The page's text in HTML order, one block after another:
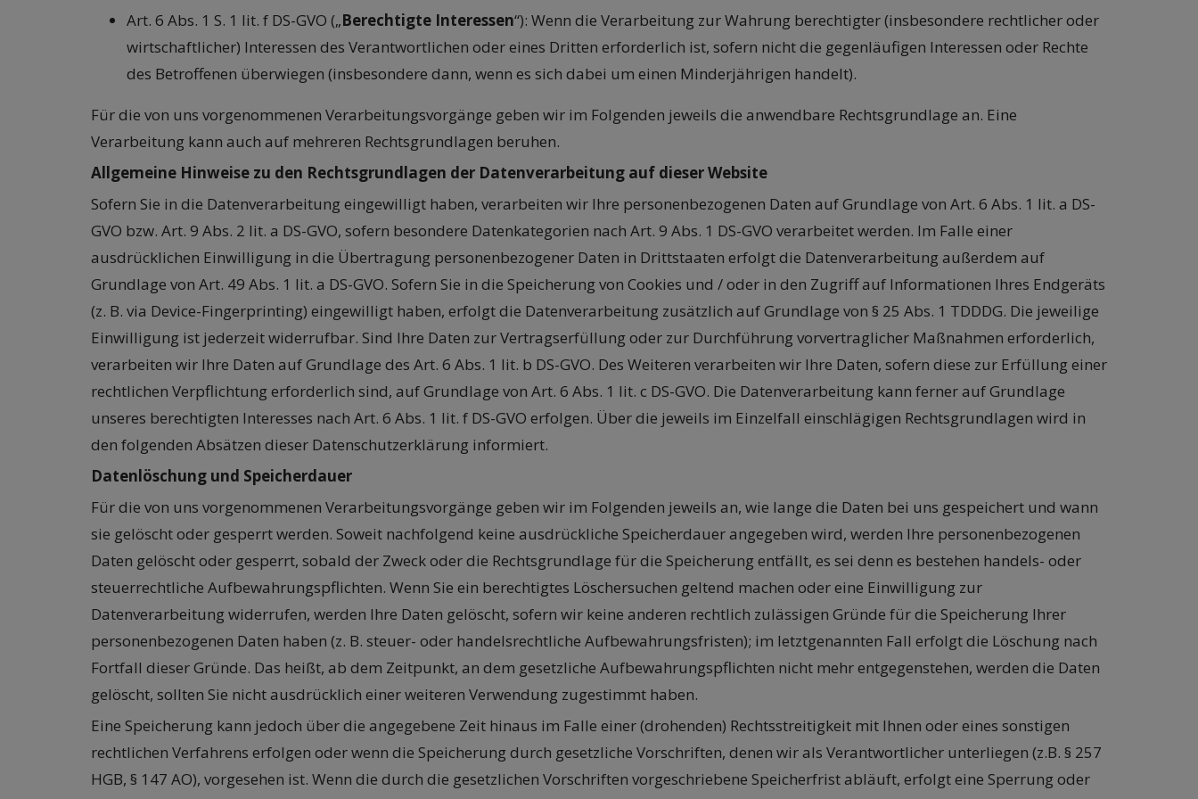
Art. 6 Abs. 1 S. 1 lit. f DS-GVO („Berechtigte Interessen“): Wenn die Verarbeitung zur Wahrung berechtigter (insbesondere rechtlicher oder
wirtschaftlicher) Interessen des Verantwortlichen oder eines Dritten erforderlich ist, sofern nicht die gegenläufigen Interessen oder Rechte
des Betroffenen überwiegen (insbesondere dann, wenn es sich dabei um einen Minderjährigen handelt).
Für die von uns vorgenommenen Verarbeitungsvorgänge geben wir im Folgenden jeweils die anwendbare Rechtsgrundlage an. Eine
Verarbeitung kann auch auf mehreren Rechtsgrundlagen beruhen.
Allgemeine Hinweise zu den Rechtsgrundlagen der Datenverarbeitung auf dieser Website
Sofern Sie in die Datenverarbeitung eingewilligt haben, verarbeiten wir Ihre personenbezogenen Daten auf Grundlage von Art. 6 Abs. 1 lit. a DS-
GVO bzw. Art. 9 Abs. 2 lit. a DS-GVO, sofern besondere Datenkategorien nach Art. 9 Abs. 1 DS-GVO verarbeitet werden. Im Falle einer
ausdrücklichen Einwilligung in die Übertragung personenbezogener Daten in Drittstaaten erfolgt die Datenverarbeitung außerdem auf
Grundlage von Art. 49 Abs. 1 lit. a DS-GVO. Sofern Sie in die Speicherung von Cookies und / oder in den Zugriff auf Informationen Ihres Endgeräts
(z. B. via Device-Fingerprinting) eingewilligt haben, erfolgt die Datenverarbeitung zusätzlich auf Grundlage von § 25 Abs. 1 TDDDG. Die jeweilige
Einwilligung ist jederzeit widerrufbar. Sind Ihre Daten zur Vertragserfüllung oder zur Durchführung vorvertraglicher Maßnahmen erforderlich,
verarbeiten wir Ihre Daten auf Grundlage des Art. 6 Abs. 1 lit. b DS-GVO. Des Weiteren verarbeiten wir Ihre Daten, sofern diese zur Erfüllung einer
rechtlichen Verpflichtung erforderlich sind, auf Grundlage von Art. 6 Abs. 1 lit. c DS-GVO. Die Datenverarbeitung kann ferner auf Grundlage
unseres berechtigten Interesses nach Art. 6 Abs. 1 lit. f DS-GVO erfolgen. Über die jeweils im Einzelfall einschlägigen Rechtsgrundlagen wird in
den folgenden Absätzen dieser Datenschutzerklärung informiert.
Datenlöschung und Speicherdauer
Für die von uns vorgenommenen Verarbeitungsvorgänge geben wir im Folgenden jeweils an, wie lange die Daten bei uns gespeichert und wann
sie gelöscht oder gesperrt werden. Soweit nachfolgend keine ausdrückliche Speicherdauer angegeben wird, werden Ihre personenbezogenen
Daten gelöscht oder gesperrt, sobald der Zweck oder die Rechtsgrundlage für die Speicherung entfällt, es sei denn es bestehen handels- oder
steuerrechtliche Aufbewahrungspflichten. Wenn Sie ein berechtigtes Löschersuchen geltend machen oder eine Einwilligung zur
Datenverarbeitung widerrufen, werden Ihre Daten gelöscht, sofern wir keine anderen rechtlich zulässigen Gründe für die Speicherung Ihrer
personenbezogenen Daten haben (z. B. steuer- oder handelsrechtliche Aufbewahrungsfristen); im letztgenannten Fall erfolgt die Löschung nach
Fortfall dieser Gründe. Das heißt, ab dem Zeitpunkt, an dem gesetzliche Aufbewahrungspflichten nicht mehr entgegenstehen, werden die Daten
gelöscht, sollten Sie nicht ausdrücklich einer weiteren Verwendung zugestimmt haben.
Eine Speicherung kann jedoch über die angegebene Zeit hinaus im Falle einer (drohenden) Rechtsstreitigkeit mit Ihnen oder eines sonstigen
rechtlichen Verfahrens erfolgen oder wenn die Speicherung durch gesetzliche Vorschriften, denen wir als Verantwortlicher unterliegen (z.B. § 257
HGB, § 147 AO), vorgesehen ist. Wenn die durch die gesetzlichen Vorschriften vorgeschriebene Speicherfrist abläuft, erfolgt eine Sperrung oder